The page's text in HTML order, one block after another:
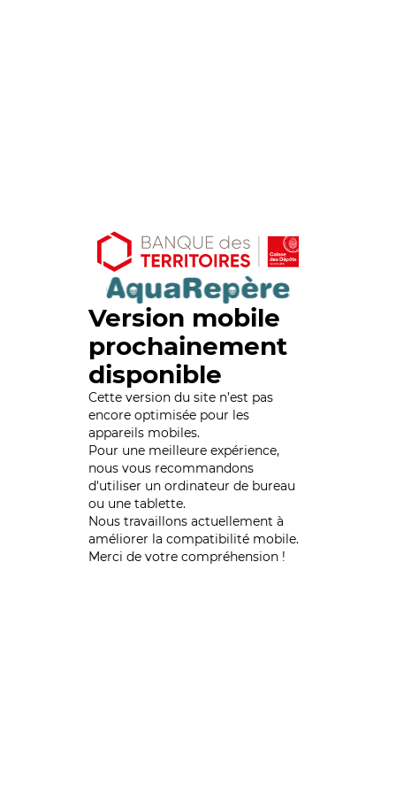
Version mobile
prochainement
disponible
Cette version du site n’est pas
encore optimisée pour les
appareils mobiles.
Pour une meilleure expérience,
nous vous recommandons
d'utiliser un ordinateur de bureau
ou une tablette.
Nous travaillons actuellement à
améliorer la compatibilité mobile.
Merci de votre compréhension !